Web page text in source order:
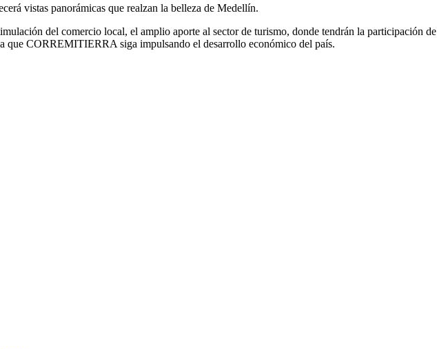
vistas panorámicas que realzan la belleza de Medellín.
del comercio local, el amplio aporte al sector de turismo, donde tendrán la participación de
que CORREMITIERRA siga impulsando el desarrollo económico del país.